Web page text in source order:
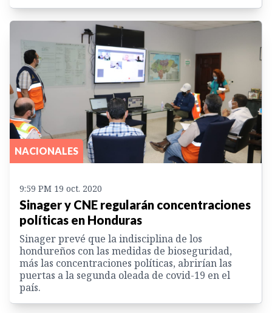
NACIONALES
9:59 PM 19 oct. 2020
Sinager y CNE regularán concentraciones
políticas en Honduras
Sinager prevé que la indisciplina de los
hondureños con las medidas de bioseguridad,
más las concentraciones políticas, abrirían las
puertas a la segunda oleada de covid-19 en el
país.